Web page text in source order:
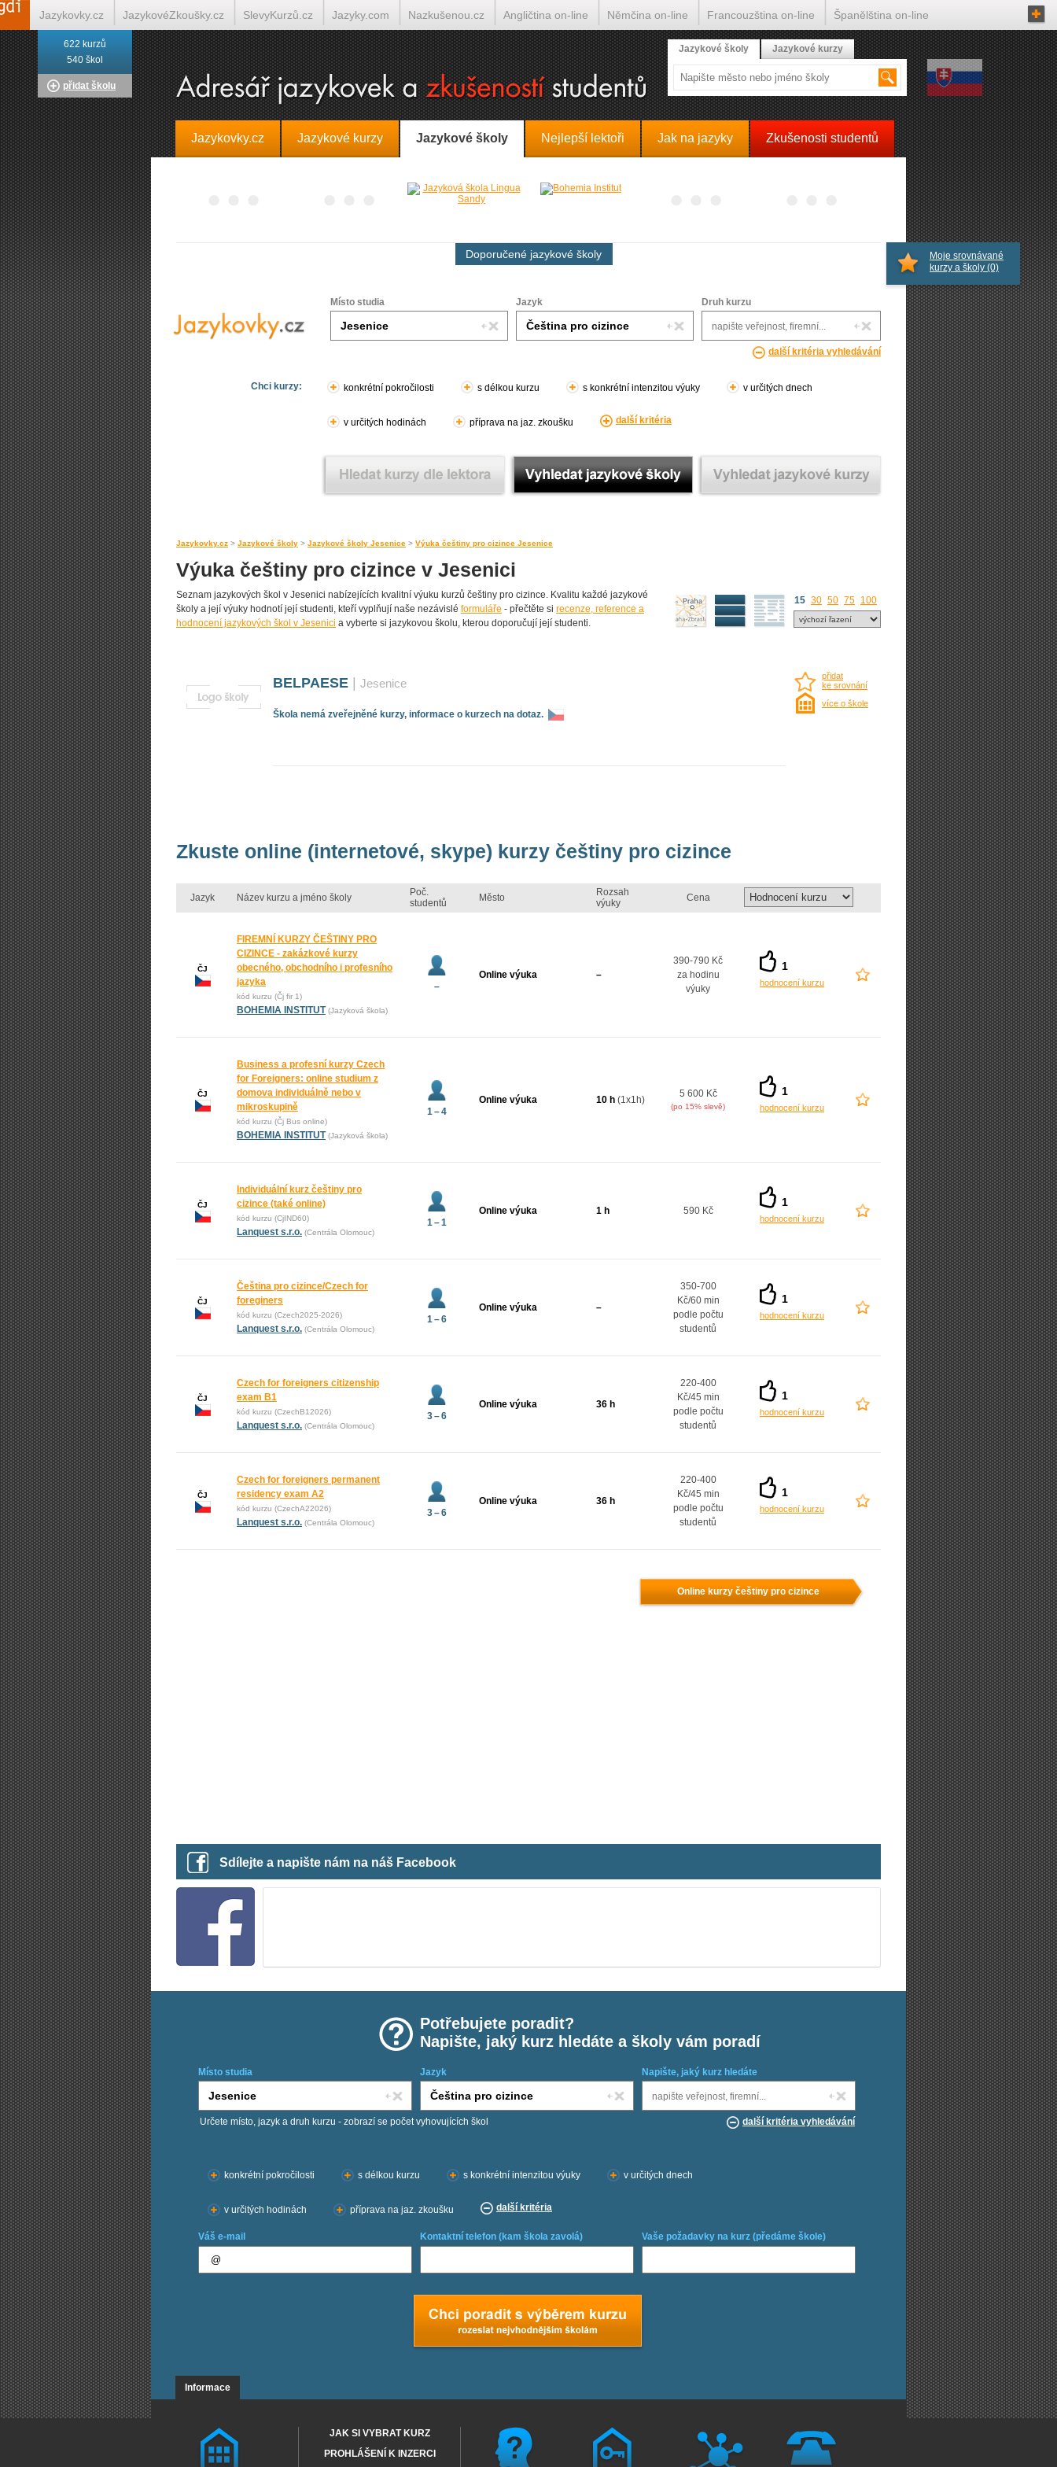
Jazykovky.cz Jazykové kurzy Jazykové školy Nejlepší lektoři Jak na jazyky Zkušenosti studentů
Doporučené jazykové školy
Místo studia Jazyk Druh kurzu
další kritéria vyhledávání
Chci kurzy: konkrétní pokročilosti s délkou kurzu s konkrétní intenzitou výuky v určitých dnech
v určitých hodinách příprava na jaz. zkoušku další kritéria
Jazykovky.cz > Jazykové školy > Jazykové školy Jesenice > Výuka češtiny pro cizince Jesenice
Výuka češtiny pro cizince v Jesenici
Seznam jazykových škol v Jesenici nabízejících kvalitní výuku kurzů češtiny pro cizince. Kvalitu každé jazykové
školy a její výuky hodnotí její studenti, kteří vyplňují naše nezávislé formuláře - přečtěte si recenze, reference a
hodnocení jazykových škol v Jesenici a vyberte si jazykovou školu, kterou doporučují její studenti.
15 30 50 75 100
BELPAESE Jesenice
Škola nemá zveřejněné kurzy, informace o kurzech na dotaz.
přidat
ke srovnání
více o škole
Zkuste online (internetové, skype) kurzy češtiny pro cizince
Jazyk Název kurzu a jméno školy
Poč.
studentů
Město
Rozsah
výuky
Cena
ČJ
FIREMNÍ KURZY ČEŠTINY PRO
CIZINCE - zakázkové kurzy
obecného, obchodního i profesního
jazyka
kód kurzu (Čj fir 1)
BOHEMIA INSTITUT (Jazyková škola)
–
Online výuka –
390-790 Kč
za hodinu
výuky
1
hodnocení kurzu
ČJ
Business a profesní kurzy Czech
for Foreigners: online studium z
domova individuálně nebo v
mikroskupině
kód kurzu (Čj Bus online)
BOHEMIA INSTITUT (Jazyková škola)
1 – 4
Online výuka 10 h (1x1h)
5 600 Kč
(po 15% slevě)
1
hodnocení kurzu
ČJ
Individuální kurz češtiny pro
cizince (také online)
kód kurzu (CjIND60)
Lanquest s.r.o. (Centrála Olomouc)
1 – 1
Online výuka 1 h 590 Kč
1
hodnocení kurzu
ČJ
Čeština pro cizince/Czech for
foreginers
kód kurzu (Czech2025-2026)
Lanquest s.r.o. (Centrála Olomouc)
1 – 6
Online výuka –
350-700
Kč/60 min
podle počtu
studentů
1
hodnocení kurzu
ČJ
Czech for foreigners citizenship
exam B1
kód kurzu (CzechB12026)
Lanquest s.r.o. (Centrála Olomouc)
3 – 6
Online výuka 36 h
220-400
Kč/45 min
podle počtu
studentů
1
hodnocení kurzu
ČJ
Czech for foreigners permanent
residency exam A2
kód kurzu (CzechA22026)
Lanquest s.r.o. (Centrála Olomouc)
3 – 6
Online výuka 36 h
220-400
Kč/45 min
podle počtu
studentů
1
hodnocení kurzu
Online kurzy češtiny pro cizince
Sdílejte a napište nám na náš Facebook
Potřebujete poradit?
Napište, jaký kurz hledáte a školy vám poradí
Místo studia Jazyk Napište, jaký kurz hledáte
Určete místo, jazyk a druh kurzu - zobrazí se počet vyhovujících škol další kritéria vyhledávání
konkrétní pokročilosti
s délkou kurzu s konkrétní intenzitou výuky v určitých dnech
v určitých hodinách příprava na jaz. zkoušku další kritéria
Váš e-mail Kontaktní telefon (kam škola zavolá) Vaše požadavky na kurz (předáme škole)
Moje srovnávané
kurzy a školy (0)
622 kurzů
540 škol
přidat školu
Jazykové školy Jazykové kurzy
Informace
JAK SI VYBRAT KURZ
PROHLÁŠENÍ K INZERCI
Jazykovky.cz JazykovéZkoušky.cz SlevyKurzů.cz Jazyky.com Nazkušenou.cz Angličtina on-line Němčina on-line Francouzština on-line Španělština on-line
Italština on-line Tlumočení-Překlady.cz Překládá.cz Tlumočí.cz